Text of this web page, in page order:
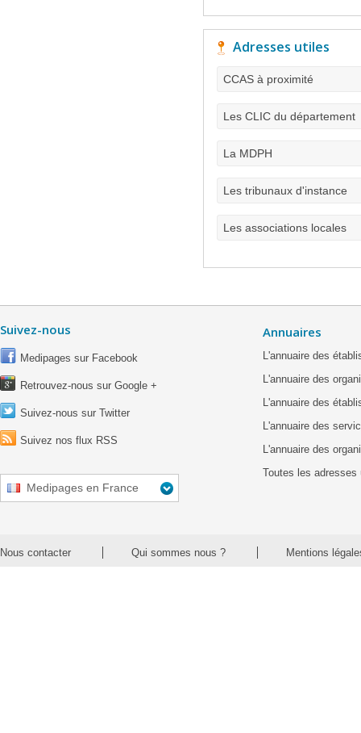
Adresses utiles
CCAS à proximité
Les CLIC du département
La MDPH
Les tribunaux d'instance
Les associations locales
Suivez-nous
Medipages sur Facebook
Retrouvez-nous sur Google +
Suivez-nous sur Twitter
Suivez nos flux RSS
Medipages en France
Annuaires
L'annuaire des
L'annuaire des
L'annuaire des
L'annuaire des
L'annuaire des
Toutes les adresses
Nous contacter Qui sommes nous ? Mentions